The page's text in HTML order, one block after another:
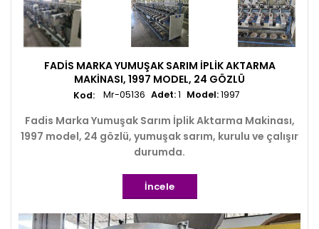
FADIS MARKA YUMUŞAK SARIM İPLIK AKTARMA
MAKINASI, 1997 MODEL, 24 GÖZLÜ
Adet:1 Model:1997
Mr-05136
Fadis Marka Yumuşak Sarım İplik Aktarma Makinası,
1997 model, 24 gözlü, yumuşak sarım, kurulu ve çalışır
durumda.
İncele